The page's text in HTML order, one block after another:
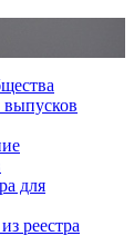
выпусков
для
реестра